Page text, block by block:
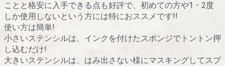
ことと格安に入手できる点も好評で、初めての方や1・2度
しか使用しないという方には特におススメです!!
使い方は簡単!
小さいステンシルは、インクを付けたスポンジでトントン押
し込むだけ!
大きいステンシルは、はみ出さない様にマスキングしてスプ